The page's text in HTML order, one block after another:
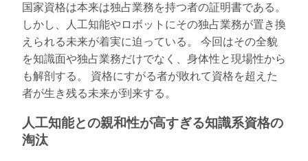
国家資格は本来は独占業務を持つ者の証明書である。
しかし、人工知能やロボットにその独占業務が置き換
えられる未来が着実に迫っている。 今回はその全貌
を知識面や独占業務だけでなく、身体性と現場性から
も解剖する。 資格にすがる者が敗れて資格を超えた
者が生き残る未来が到来する。
人工知能との親和性が高すぎる知識系資格の
淘汰